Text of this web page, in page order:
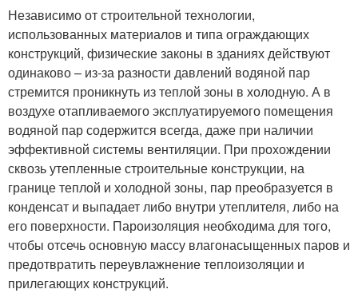
Независимо от строительной технологии,
использованных материалов и типа ограждающих
конструкций, физические законы в зданиях действуют
одинаково – из-за разности давлений водяной пар
стремится проникнуть из теплой зоны в холодную. А в
воздухе отапливаемого эксплуатируемого помещения
водяной пар содержится всегда, даже при наличии
эффективной системы вентиляции. При прохождении
сквозь утепленные строительные конструкции, на
границе теплой и холодной зоны, пар преобразуется в
конденсат и выпадает либо внутри утеплителя, либо на
его поверхности. Пароизоляция необходима для того,
чтобы отсечь основную массу влагонасыщенных паров и
предотвратить переувлажнение теплоизоляции и
прилегающих конструкций.